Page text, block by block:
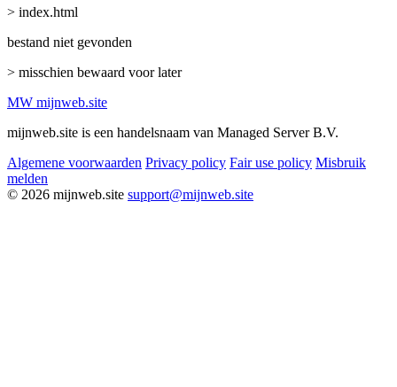
> index.html
bestand niet gevonden
> misschien bewaard voor later
MW mijnweb.site
mijnweb.site is een handelsnaam van Managed Server B.V.
Algemene voorwaarden Privacy policy Fair use policy Misbruik
melden
© 2026 mijnweb.site support@mijnweb.site